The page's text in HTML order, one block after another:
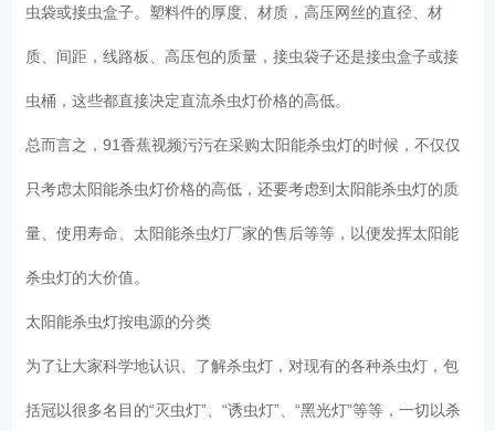
虫袋或接虫盒子。塑料件的厚度、材质，高压网丝的直径、材
质、间距，线路板、高压包的质量，接虫袋子还是接虫盒子或接
虫桶，这些都直接决定直流杀虫灯价格的高低。
总而言之，91香蕉视频污污在采购太阳能杀虫灯的时候，不仅仅
只考虑太阳能杀虫灯价格的高低，还要考虑到太阳能杀虫灯的质
量、使用寿命、太阳能杀虫灯厂家的售后等等，以便发挥太阳能
杀虫灯的大价值。
太阳能杀虫灯按电源的分类
为了让大家科学地认识、了解杀虫灯，对现有的各种杀虫灯，包
括冠以很多名目的“灭虫灯”、“诱虫灯”、“黑光灯”等等，一切以杀